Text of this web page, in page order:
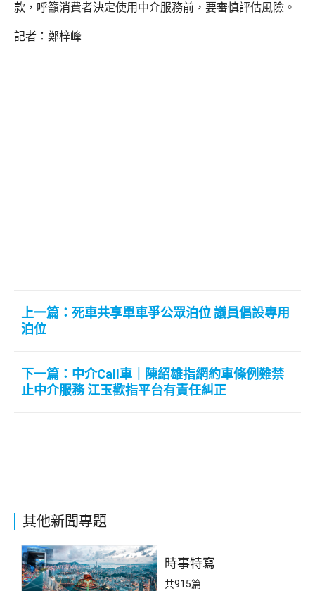
款，呼籲消費者決定使用中介服務前，要審慎評估風險。
記者：鄭梓峰
上一篇：死車共享單車爭公眾泊位 議員倡設專用
泊位
下一篇：中介Call車｜陳紹雄指網約車條例難禁
止中介服務 江玉歡指平台有責任糾正
其他新聞專題
時事特寫
共915篇